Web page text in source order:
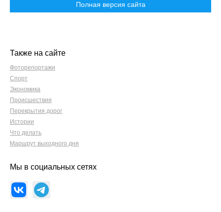
Полная версия сайта
Также на сайте
Фоторепортажи
Спорт
Экономика
Происшествия
Перекрытия дорог
Истории
Что делать
Маршрут выходного дня
Мы в социальных сетях